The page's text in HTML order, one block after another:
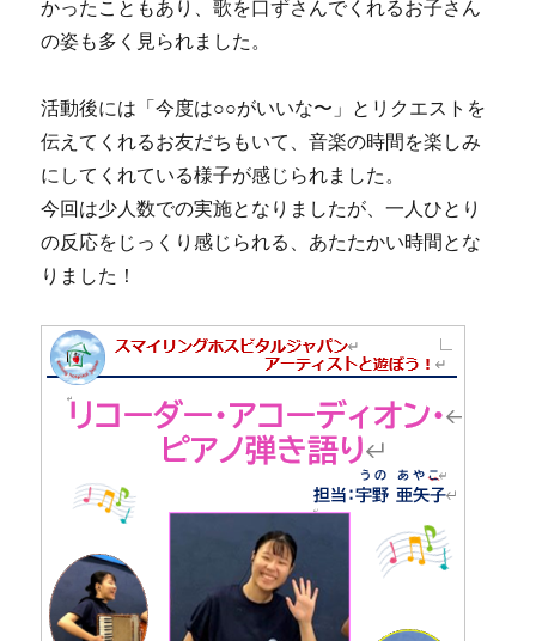
かったこともあり、歌を口ずさんでくれるお子さん
の姿も多く見られました。
活動後には「今度は○○がいいな〜」とリクエストを
伝えてくれるお友だちもいて、音楽の時間を楽しみ
にしてくれている様子が感じられました。
今回は少人数での実施となりましたが、一人ひとり
の反応をじっくり感じられる、あたたかい時間とな
りました！